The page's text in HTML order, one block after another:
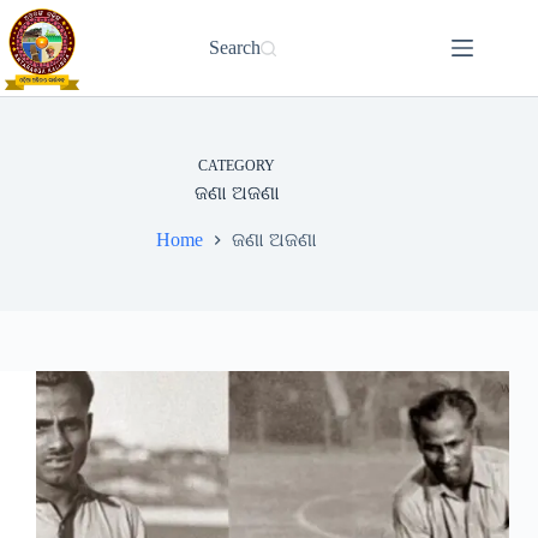
Skip
to
content
Search
CATEGORY
ଜଣା ଅଜଣା
Home ଜଣା ଅଜଣା